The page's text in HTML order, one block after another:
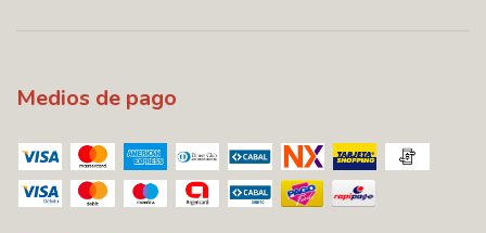
Medios de pago